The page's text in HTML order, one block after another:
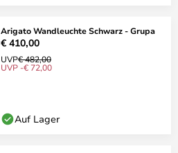
Arigato Wandleuchte Schwarz - Grupa
€ 410,00
UVP€ 482,00
UVP -€ 72,00
Auf Lager